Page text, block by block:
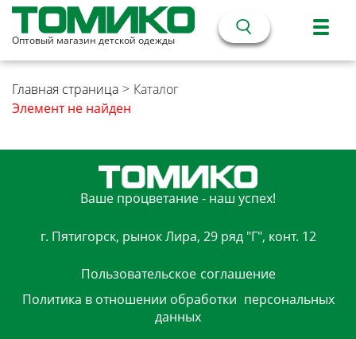
Оптовый магазин детской одежды
Главная страница > Каталог
Элемент не найден
Ваше процветание - наш успех!
г. Пятигорск, рынок Лира, 29 ряд "Г", конт. 12
Пользовательское соглашение
Политика в отношении обработки персональных
данных